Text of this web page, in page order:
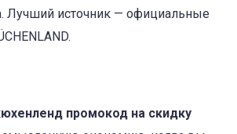
Лучший источник — официальные
промокод на скидку